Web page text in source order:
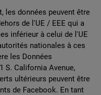
les données peuvent être
de l'UE / EEE qui a
inférieur à celui de l'UE
nationales à ces
les Données
S. California Avenue,
ultérieurs peuvent être
de Facebook. En tant